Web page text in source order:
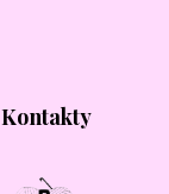
Kontakty